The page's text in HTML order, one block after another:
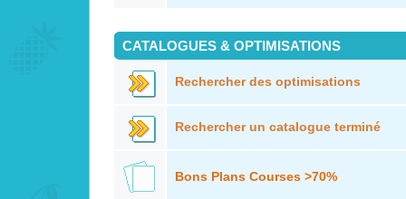
CATALOGUES & OPTIMISATIONS
Rechercher des optimisations
Rechercher un catalogue terminé
Bons Plans Courses >70%